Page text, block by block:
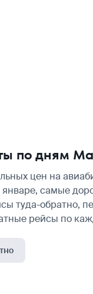
по дням
цен на
самые
туда-обратно,
рейсы по